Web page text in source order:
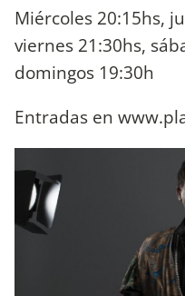
Miércoles 20:15hs,
viernes 21:30hs,
domingos 19:30h
Entradas en